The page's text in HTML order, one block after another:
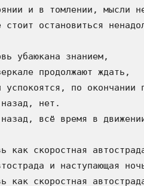
и в томлении, мысли
стоит остановиться
убаюкана знанием,
продолжают ждать,
успокоятся, по окончании
нет.
всё время в
как скоростная
и наступающая